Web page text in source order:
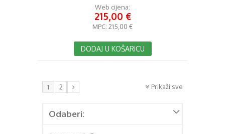
Web cijena:
215,00 €
MPC: 215,00 €
DODAJ U KOŠARICU
Prikaži sve
1 2
Odaberi: